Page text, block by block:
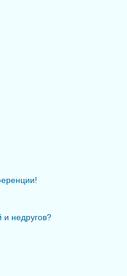
и недругов?